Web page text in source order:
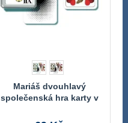
Mariáš dvouhlavý
společenská hra karty v
6,5x10,5x2cm